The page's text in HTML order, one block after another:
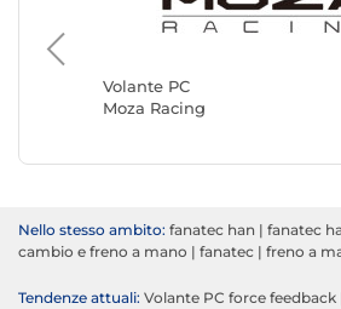
Volante PC
Moza Racing
Nello stesso ambito: fanatec han | fanatec
cambio e freno a mano | fanatec | freno a
Tendenze attuali: Volante PC force feedback